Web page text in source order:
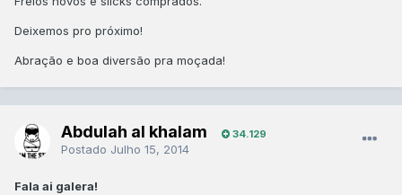
Deixemos pro próximo!
Abração e boa diversão pra moçada!
Abdulah al khalam 34.129
Postado Julho 15, 2014
Fala ai galera!